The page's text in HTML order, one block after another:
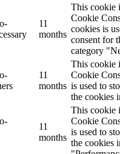
11
months
This cookie
Cookie
cookies is
consent for
category
11
months
This cookie
Cookie
is used to
the cookies
11
months
This cookie
Cookie
is used to
the cookies